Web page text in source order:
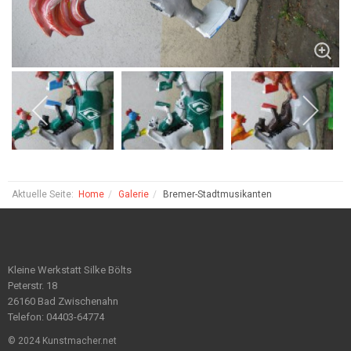
Aktuelle Seite: Home Galerie Bremer-Stadtmusikanten
Kleine Werkstatt Silke Bölts
Peterstr. 18
26160 Bad Zwischenahn
Telefon: 04403-64774
© 2024 Kunstmacher.net